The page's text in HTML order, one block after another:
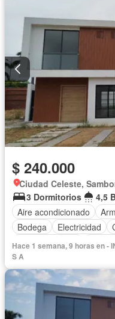
$ 240.000
Ciudad Celeste,
3 Dormitorios
4,5
Aire acondicionado
Bodega
Electricidad
Área para niños
Garita
Piscina
Hace 1 semana, 9 horas en -
S A